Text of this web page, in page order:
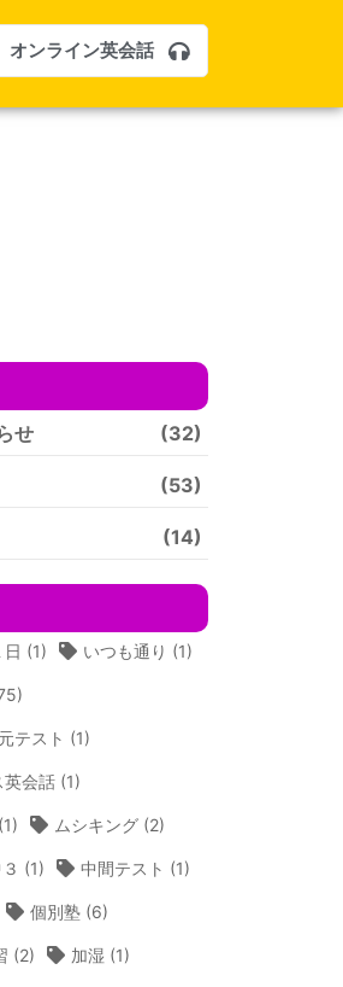
オンライン英会話
せ (32)
(53)
(14)
日 (1) いつも通り (1)
テスト (1)
英会話 (1)
(1) ムシキング (2)
(1) 中間テスト (1)
個別塾 (6)
(2) 加湿 (1)